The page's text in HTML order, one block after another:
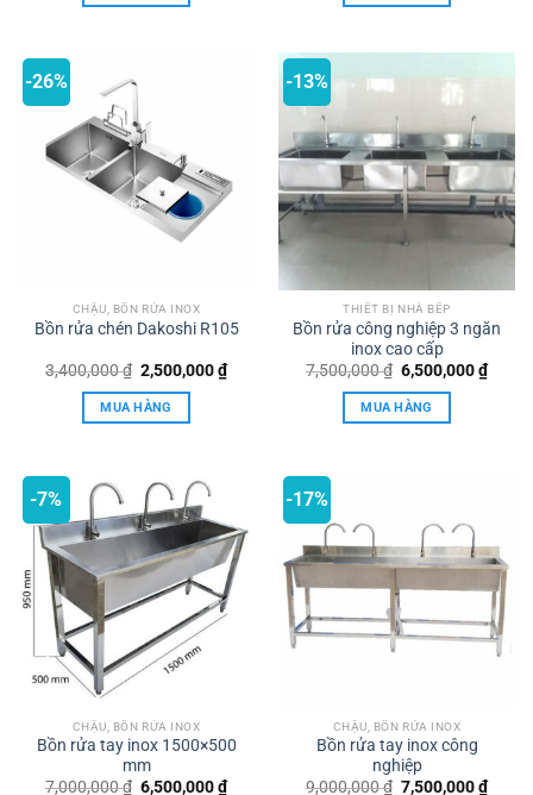
-26%
CHẬU, BỒN RỬA INOX
Bồn rửa chén Dakoshi R105
3,400,000₫ Giá
gốc
là:
3,400,000 ₫.
2,500,000₫Giá
hiện
MUA HÀNG
-13%
THIẾT BỊ NHÀ BẾP
Bồn rửa công nghiệp 3 ngăn
inox cao cấp
7,500,000₫ Giá
gốc
là:
7,500,000 ₫.
6,500,000₫Giá
hiện
MUA HÀNG
-7%
CHẬU, BỒN RỬA INOX
Bồn rửa tay inox 1500×500
mm
7,000,000₫ Giá
6,500,000₫Giá
-17%
CHẬU, BỒN RỬA INOX
Bồn rửa tay inox công
nghiệp
9,000,000₫ Giá
7,500,000₫Giá